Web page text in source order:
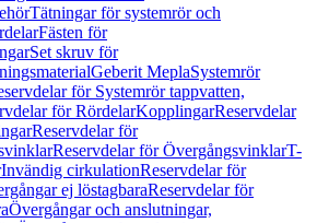
Tätningar för systemrör och
Fästen för
Set skruv för
Geberit MeplaSystemrör
för Systemrör tappvatten,
för RördelarKopplingarReservdelar
Reservdelar för
Reservdelar för ÖvergångsvinklarT-
Invändig cirkulationReservdelar för
ej löstagbaraReservdelar för
Övergångar och anslutningar,